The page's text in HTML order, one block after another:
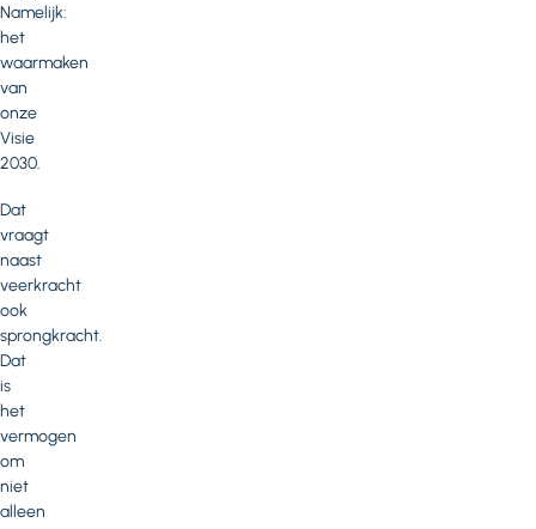
Namelijk:
het
waarmaken
van
onze
Visie
2030.
Dat
vraagt
naast
veerkracht
ook
sprongkracht.
Dat
is
het
vermogen
om
niet
alleen